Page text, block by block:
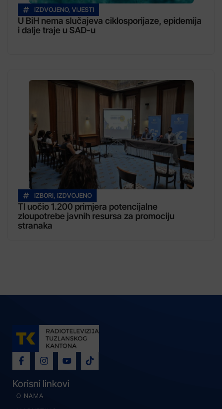
IZDVOJENO, VIJESTI
U BiH nema slučajeva ciklosporijaze, epidemija
i dalje traje u SAD-u
IZBORI, IZDVOJENO
TI uočio 1.200 primjera potencijalne
zloupotrebe javnih resursa za promociju
stranaka
Korisni linkovi
O NAMA